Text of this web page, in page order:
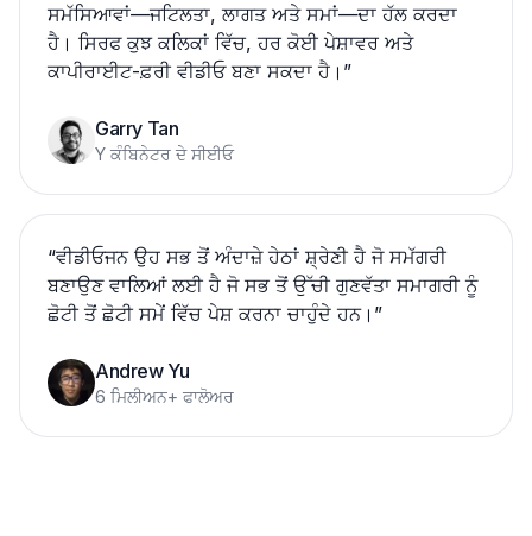
ਸਮੱਸਿਆਵਾਂ—ਜਟਿਲਤਾ, ਲਾਗਤ ਅਤੇ ਸਮਾਂ—ਦਾ ਹੱਲ ਕਰਦਾ
ਹੈ। ਸਿਰਫ ਕੁਝ ਕਲਿਕਾਂ ਵਿੱਚ, ਹਰ ਕੋਈ ਪੇਸ਼ਾਵਰ ਅਤੇ
ਕਾਪੀਰਾਈਟ-ਫ਼ਰੀ ਵੀਡੀਓ ਬਣਾ ਸਕਦਾ ਹੈ। ”
Garry Tan
Y ਕੰਬਿਨੇਟਰ ਦੇ ਸੀਈਓ
“ਵੀਡੀਓਜਨ ਉਹ ਸਭ ਤੋਂ ਅੰਦਾਜ਼ੇ ਹੇਠਾਂ ਸ਼੍ਰੇਣੀ ਹੈ ਜੋ ਸਮੱਗਰੀ
ਬਣਾਉਣ ਵਾਲਿਆਂ ਲਈ ਹੈ ਜੋ ਸਭ ਤੋਂ ਉੱਚੀ ਗੁਣਵੱਤਾ ਸਮਾਗਰੀ ਨੂੰ
ਛੋਟੀ ਤੋਂ ਛੋਟੀ ਸਮੇਂ ਵਿੱਚ ਪੇਸ਼ ਕਰਨਾ ਚਾਹੁੰਦੇ ਹਨ। ”
Andrew Yu
6 ਮਿਲੀਅਨ+ ਫਾਲੋਅਰ